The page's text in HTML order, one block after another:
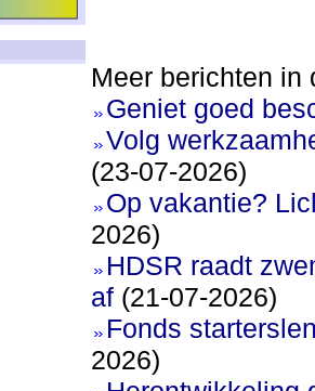
Meer berichten in
Geniet goed
Volg
(23-07-2026)
Op vakantie?
2026)
HDSR raadt
af(21-07-2026)
Fonds
2026)